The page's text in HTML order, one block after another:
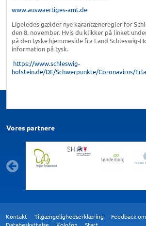
www.auswaertiges-amt.de
Ligeledes gælder nye karantæneregler for
den 8. november. Hvis du klikker på linket
på den tyske hjemmeside fra Land Schleswig-
information på tysk.
https://www.schleswig-
holstein.de/DE/Schwerpunkte/Coronavirus/
Vores partnere
Kontakt Tilgængelighedserklæring
Feedback